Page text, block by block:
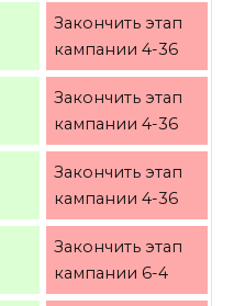
Закончить этап
кампании 4-36
Закончить этап
кампании 4-36
Закончить этап
кампании 4-36
Закончить этап
кампании 6-4